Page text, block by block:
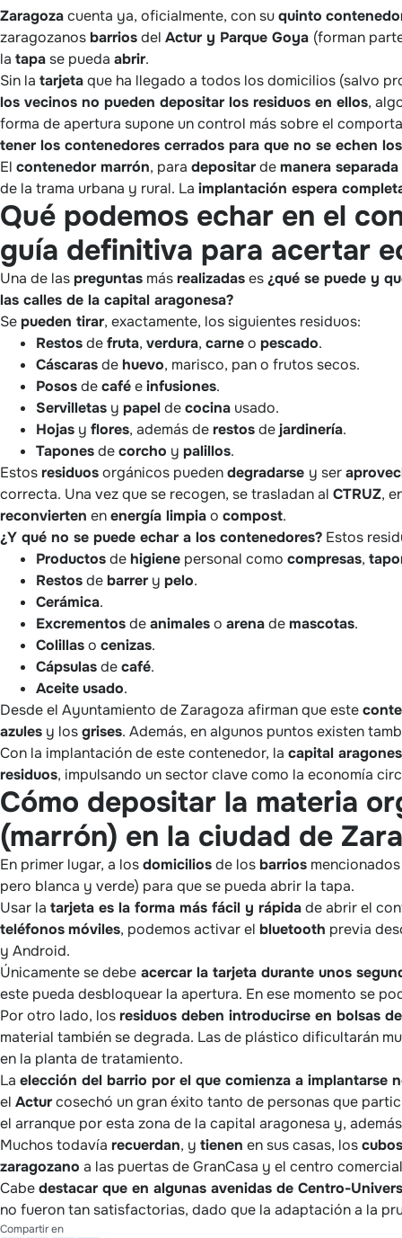
Zaragozacuenta ya, oficialmente, con suquinto
zaragozanosbarriosdel Actur y Parque Goya (forman
la tapa se pueda abrir.
Sin la tarjetaque ha llegado a todos los domicilios (salvo
los vecinos no pueden depositar los residuos en ellos,
forma de apertura supone un control más sobre el
tener los contenedores cerrados para que no se echen
El contenedor marrón, para depositardemanera separada
de la trama urbana y rural. La implantación espera
Qué podemos echar en el
guía definitiva para acertar
Una de laspreguntas másrealizadases¿qué se puede y
las calles de la capital aragonesa?
Sepueden tirar, exactamente, los siguientes residuos:
Restosdefruta, verdura, carneo pescado.
Cáscarasdehuevo, marisco, pan o frutos secos.
Pososdecaféeinfusiones.
Servilletas y papeldecocina usado.
Hojas y flores, además derestosdejardinería.
Taponesdecorcho y palillos.
Estosresiduosorgánicos puedendegradarse y ser
correcta. Una vez que se recogen, se trasladan al CTRUZ,
reconvierten enenergía limpiao compost.
¿Y qué no se puede echar a los contenedores? Estos
Productosdehigiene personal como compresas,
Restosdebarrery pelo.
Cerámica.
Excrementosdeanimaleso arenademascotas.
Colillaso cenizas.
Cápsulasdecafé.
Aceiteusado.
Desde el Ayuntamiento de Zaragoza afirman que este
azules y losgrises. Además, en algunos puntos existen
Con la implantación de este contenedor, la capital
residuos, impulsando un sector clave como la economía
Cómo depositar la materia
(marrón) en la ciudad de
En primer lugar, a losdomiciliosde losbarrios
pero blanca y verde) para que se pueda abrir la tapa.
Usar la tarjeta es la forma más fácil y rápidade abrir el
teléfonosmóviles, podemos activar el bluetooth previa
y Android.
Únicamente se debe acercar la tarjeta durante unos
este pueda desbloquear la apertura. En ese momento se
Por otro lado, losresiduos deben introducirse en bolsas
material también se degrada. Las de plástico dificultarán
en la planta de tratamiento.
La elección del barrio por el que comienza a implantarse
el Acturcosechó un gran éxito tanto de personas que
el arranque por esta zona de la capital aragonesa y,
Muchos todavía recuerdan, y tienen en sus casas, loscubos
zaragozano a las puertas de GranCasa y el centro
Cabedestacar que en algunas avenidas de Centro-
no fueron tan satisfactorias, dado que la adaptación a la
Compartir en